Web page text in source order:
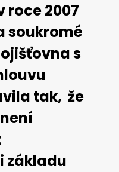
roce 2007
soukromé
s
tak, že
základu